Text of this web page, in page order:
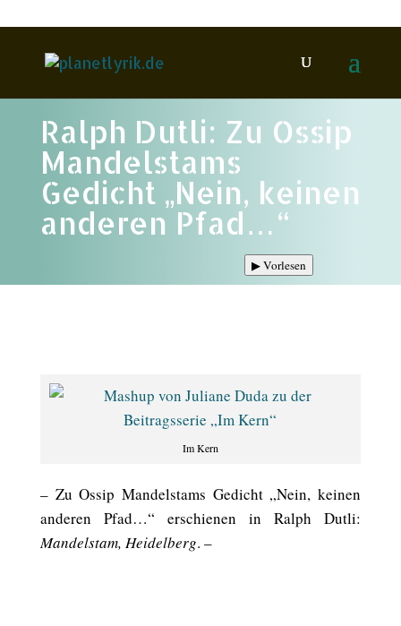
Ralph Dutli: Zu Ossip
Mandelstams
Gedicht „Nein, keinen
anderen Pfad…“
▶Vorlesen
Im Kern
– Zu Ossip Mandelstams Gedicht „Nein, keinen
anderen Pfad…“ erschienen in Ralph Dutli:
Mandelstam, Heidelberg. –